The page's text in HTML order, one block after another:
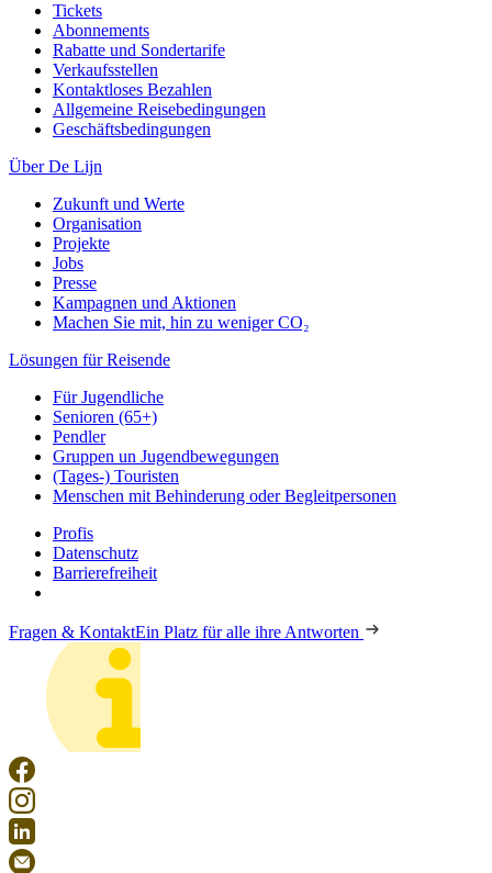
Tickets
Abonnements
Rabatte und Sondertarife
Verkaufsstellen
Kontaktloses Bezahlen
Allgemeine Reisebedingungen
Geschäftsbedingungen
Über De Lijn
Zukunft und Werte
Organisation
Projekte
Jobs
Presse
Kampagnen und Aktionen
Machen Sie mit, hin zu weniger CO₂
Lösungen für Reisende
Für Jugendliche
Senioren (65+)
Pendler
Gruppen un Jugendbewegungen
(Tages-) Touristen
Menschen mit Behinderung oder Begleitpersonen
Profis
Datenschutz
Barrierefreiheit
Fragen & KontaktEin Platz für alle ihre Antworten